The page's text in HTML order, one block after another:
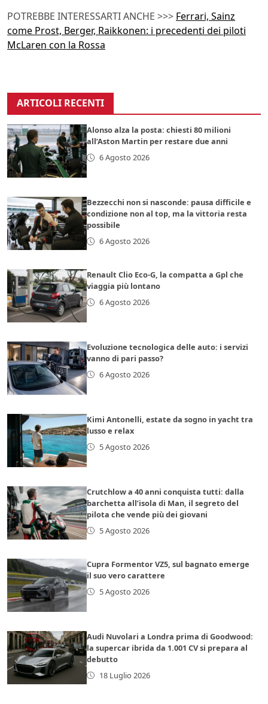
POTREBBE INTERESSARTI ANCHE >>> Ferrari, Sainz
come Prost, Berger, Raikkonen: i precedenti dei piloti
McLaren con la Rossa
ARTICOLI RECENTI
Alonso alza la posta: chiesti 80 milioni
all’Aston Martin per restare due anni
6 Agosto 2026
Bezzecchi non si nasconde: pausa difficile e
condizione non al top, ma la vittoria resta
possibile
6 Agosto 2026
Renault Clio Eco-G, la compatta a Gpl che
viaggia più lontano
6 Agosto 2026
Evoluzione tecnologica delle auto: i servizi
vanno di pari passo?
6 Agosto 2026
Kimi Antonelli, estate da sogno in yacht tra
lusso e relax
5 Agosto 2026
Crutchlow a 40 anni conquista tutti: dalla
barchetta all’isola di Man, il segreto del
pilota che vende più dei giovani
5 Agosto 2026
Cupra Formentor VZ5, sul bagnato emerge
il suo vero carattere
5 Agosto 2026
Audi Nuvolari a Londra prima di Goodwood:
la supercar ibrida da 1.001 CV si prepara al
debutto
18 Luglio 2026